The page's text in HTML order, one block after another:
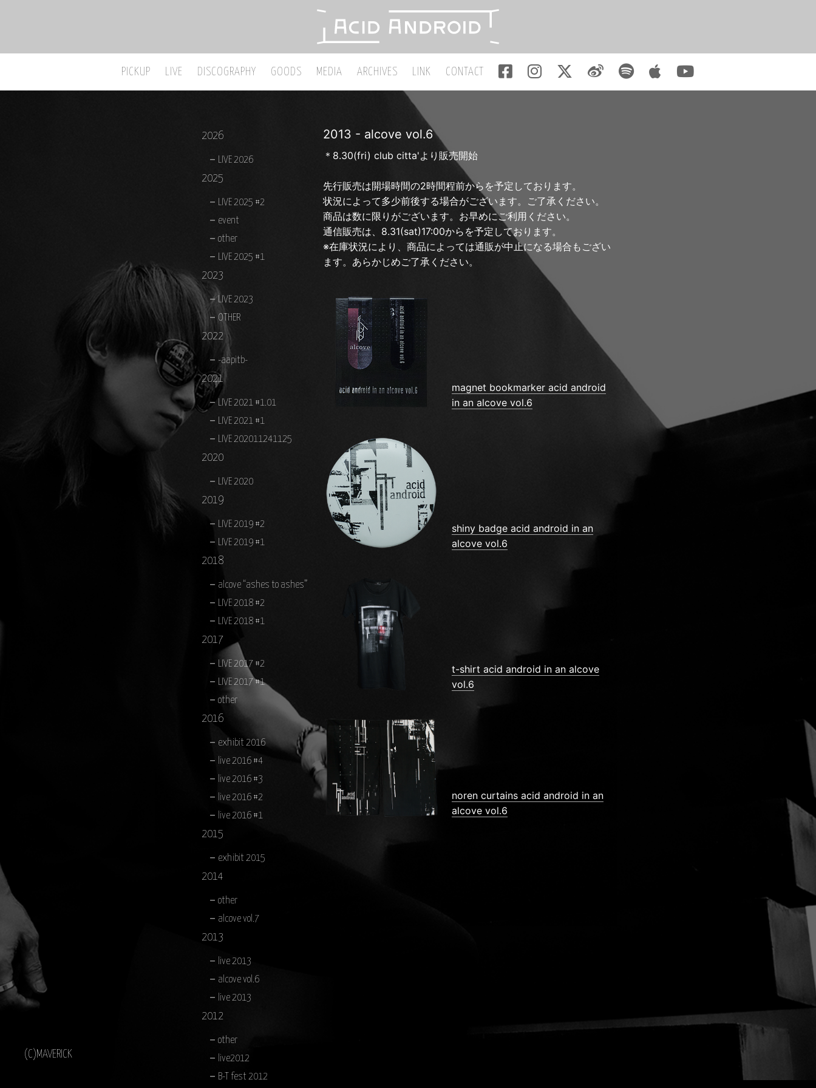
PICKUP LIVE DISCOGRAPHY GOODS MEDIA ARCHIVES LINK CONTACT
2026
LIVE 2026
2025
LIVE 2025 #2
event
other
LIVE 2025 #1
2023
LIVE 2023
OTHER
2022
-aapitb-
2021
LIVE 2021 #1.01
LIVE 2021 #1
LIVE 202011241125
2020
LIVE 2020
2019
LIVE 2019 #2
LIVE 2019 #1
2018
alcove “ashes to ashes”
LIVE 2018 #2
LIVE 2018 #1
2017
LIVE 2017 #2
LIVE 2017 #1
other
2016
exhibit 2016
live 2016 #4
live 2016 #3
live 2016 #2
live 2016 #1
2015
exhibit 2015
2014
other
alcove vol.7
2013
live 2013
alcove vol.6
live 2013
2012
other
live2012
B-T fest 2012
2013 - alcove vol.6
＊8.30(fri) club citta'より販売開始
先行販売は開場時間の2時間程前からを予定しております。
状況によって多少前後する場合がございます。ご了承ください。
商品は数に限りがございます。お早めにご利用ください。
通信販売は、8.31(sat)17:00からを予定しております。
※在庫状況により、商品によっては通販が中止になる場合もござい
ます。あらかじめご了承ください。
magnet bookmarker acid android
in an alcove vol.6
shiny badge acid android in an
alcove vol.6
t-shirt acid android in an alcove
vol.6
noren curtains acid android in an
alcove vol.6
(C)MAVERICK